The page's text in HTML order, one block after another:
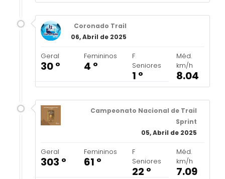
Coronado Trail
06, Abril de 2025
Geral
30 º
Femininos
4 º
F
Seniores
1 º
Méd.
km/h
8.04
Campeonato Nacional de Trail
Sprint
05, Abril de 2025
Geral
303 º
Femininos
61 º
F
Seniores
22 º
Méd.
km/h
7.09